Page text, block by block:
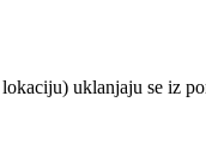
uklanjaju se iz